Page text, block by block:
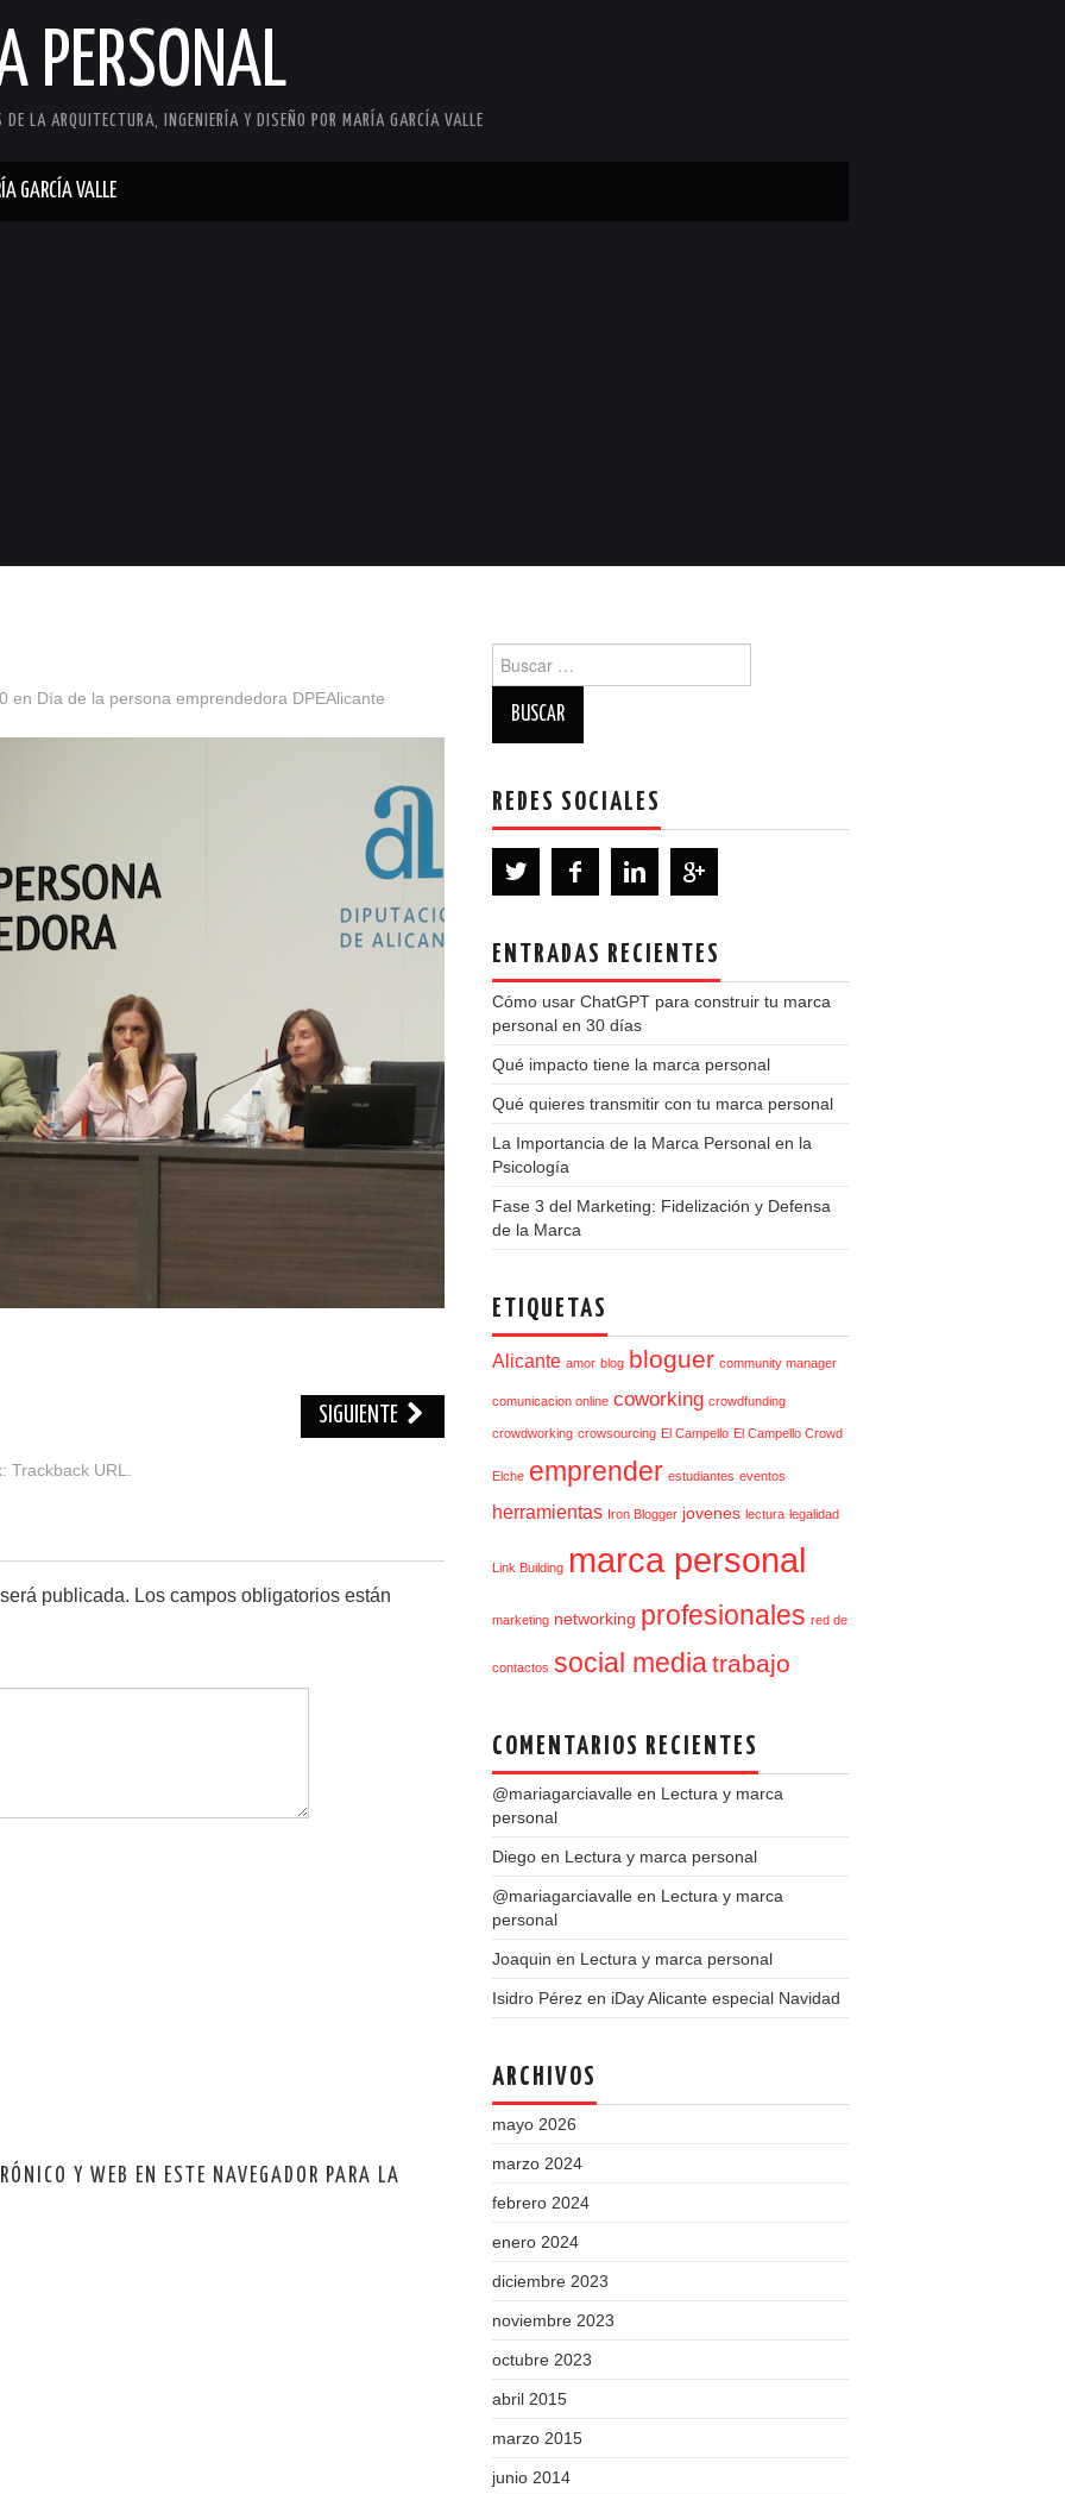
PERSONAL
DE LA ARQUITECTURA, INGENIERÍA Y DISEÑO POR MARÍA GARCÍA VALLE
GARCÍA VALLE
en Día de la persona emprendedora DPEAlicante
SIGUIENTE
Trackback URL
publicada. Los campos obligatorios están
Y WEB EN ESTE NAVEGADOR PARA LA
REDES SOCIALES
ENTRADAS RECIENTES
Cómo usar ChatGPT para construir tu marca
personal en 30 días
Qué impacto tiene la marca personal
Qué quieres transmitir con tu marca personal
La Importancia de la Marca Personal en la
Psicología
Fase 3 del Marketing: Fidelización y Defensa
de la Marca
ETIQUETAS
Alicante amor blog bloguer community manager
comunicacion online coworking crowdfunding
crowdworking crowsourcing El Campello El Campello Crowd
Elche emprender estudiantes eventos
herramientas Iron Blogger jovenes lectura legalidad
Link Building marca personal
marketing networking profesionales red de
contactos social mediatrabajo
COMENTARIOS RECIENTES
@mariagarciavalle en Lectura y marca
personal
Diego en Lectura y marca personal
@mariagarciavalle en Lectura y marca
personal
Joaquin en Lectura y marca personal
Isidro Pérez en iDay Alicante especial Navidad
ARCHIVOS
mayo 2026
marzo 2024
febrero 2024
enero 2024
diciembre 2023
noviembre 2023
octubre 2023
abril 2015
marzo 2015
junio 2014